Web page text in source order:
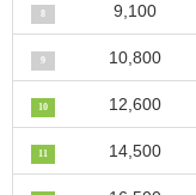
9,100
9 10,800
10 12,600
11 14,500